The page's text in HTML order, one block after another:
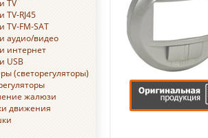
TV
TV-RJ45
TV-FM-SAT
аудио/видео
интернет
USB
(светорегуляторы)
жалюзи
движения